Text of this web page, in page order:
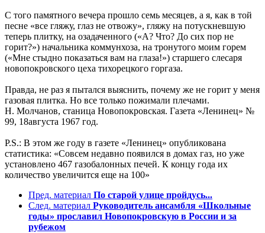
С того памятного вечера прошло семь месяцев, а я, как в той
песне «все гляжу, глаз не отвожу», гляжу на потускневшую
теперь плитку, на озадаченного («А? Что? До сих пор не
горит?») начальника коммунхоза, на тронутого моим горем
(«Мне стыдно показаться вам на глаза!») старшего слесаря
новопокровского цеха тихорецкого горгаза.
Правда, не раз я пытался выяснить, почему же не горит у меня
газовая плитка. Но все только пожимали плечами.
Н. Молчанов, станица Новопокровская. Газета «Ленинец» №
99, 18августа 1967 год.
P.S.: В этом же году в газете «Ленинец» опубликована
статистика: «Совсем недавно появился в домах газ, но уже
установлено 467 газобалонных печей. К концу года их
количество увеличится еще на 100»
Пред. материал По старой улице пройдусь...
След. материал Руководитель ансамбля «Школьные
годы» прославил Новопокровскую в России и за
рубежом